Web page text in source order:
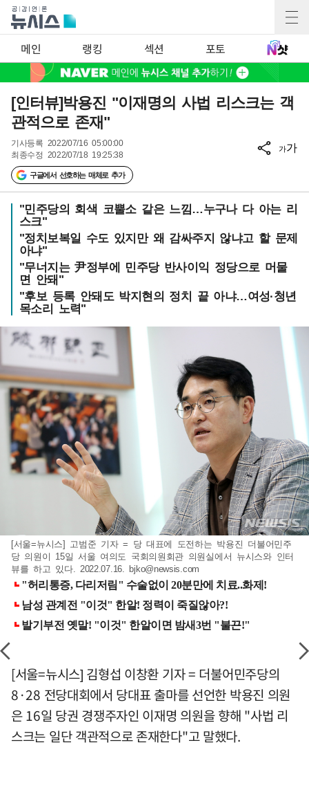
메인 랭킹 섹션 포토
[인터뷰]박용진 "이재명의 사법 리스크는 객
관적으로 존재"
기사등록 2022/07/16 05:00:00
최종수정 2022/07/18 19:25:38
구글에서 선호하는 매체로 추가
가가
"민주당의 회색 코뿔소 같은 느낌…누구나 다 아는 리
스크"
"정치보복일 수도 있지만 왜 감싸주지 않냐고 할 문제
아냐"
"무너지는 尹정부에 민주당 반사이익 정당으로 머물
면 안돼"
"후보 등록 안돼도 박지현의 정치 끝 아냐…여성·청년
목소리 노력"
[서울=뉴시스] 고범준 기자 = 당 대표에 도전하는 박용진 더불어민주
당 의원이 15일 서울 여의도 국회의원회관 의원실에서 뉴시스와 인터
뷰를 하고 있다. 2022.07.16. bjko@newsis.com
[서울=뉴시스] 김형섭 이창환 기자 = 더불어민주당의
8·28 전당대회에서 당대표 출마를 선언한 박용진 의원
은 16일 당권 경쟁주자인 이재명 의원을 향해 "사법 리
스크는 일단 객관적으로 존재한다"고 말했다.